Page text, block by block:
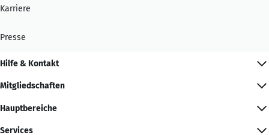
Karriere
Presse
Hilfe & Kontakt
Mitgliedschaften
Hauptbereiche
Services